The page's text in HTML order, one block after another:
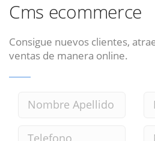
Cms ecommerce
Consigue nuevos clientes,
ventas de manera online.